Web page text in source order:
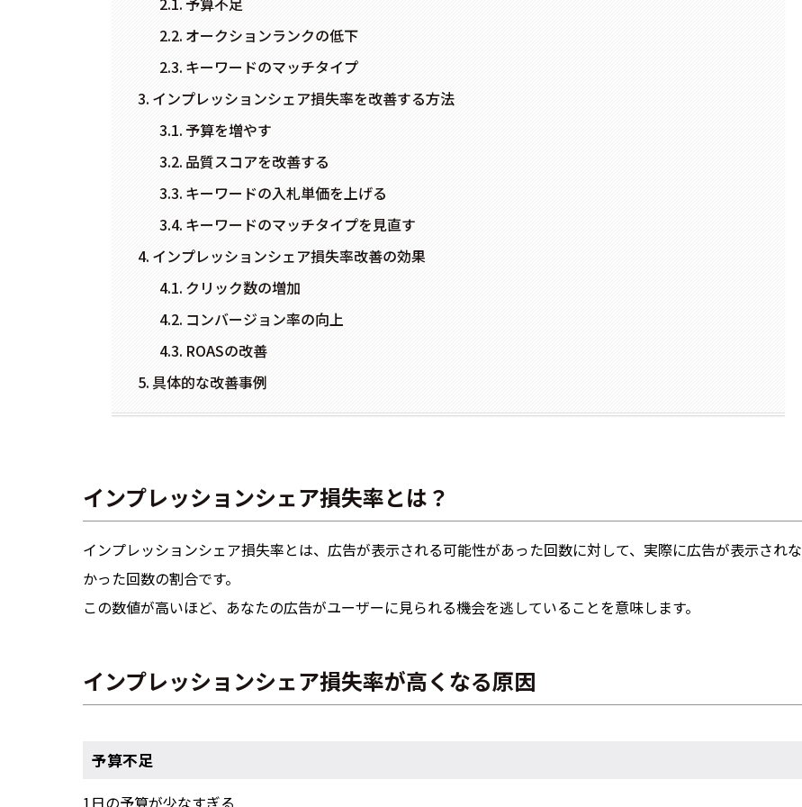
オークションランクの低下
キーワードのマッチタイプ
インプレッションシェア損失率を改善する方法
予算を増やす
品質スコアを改善する
キーワードの入札単価を上げる
キーワードのマッチタイプを見直す
インプレッションシェア損失率改善の効果
クリック数の増加
コンバージョン率の向上
ROASの改善
具体的な改善事例
インプレッションシェア損失率とは？
インプレッションシェア損失率とは、広告が表示される可能性があった回数に対して、実際に広告が表示されな
かった回数の割合です。
この数値が高いほど、あなたの広告がユーザーに見られる機会を逃していることを意味します。
インプレッションシェア損失率が高くなる原因
予算不足
1日の予算が少なすぎる